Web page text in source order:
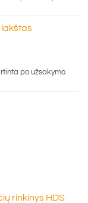
lakštas
po užsakymo
rinkinys HDS